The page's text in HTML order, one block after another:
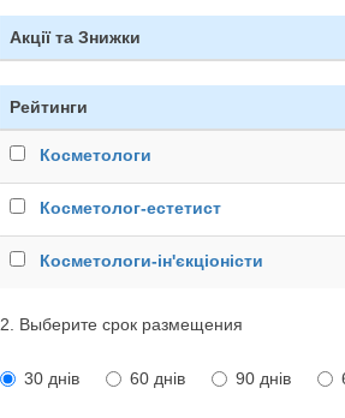
Акції та Знижки
Рейтинги
Косметологи
Косметолог-естетист
Косметологи-ін'єкціоністи
2. Выберите срок размещения
30 днів 60 днів 90 днів